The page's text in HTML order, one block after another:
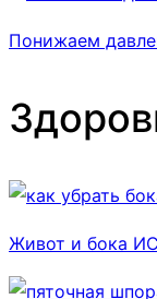
Понижаем
Живот и бока